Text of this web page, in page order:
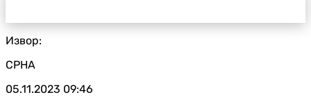
Извор:
СРНА
05.11.2023 09:46